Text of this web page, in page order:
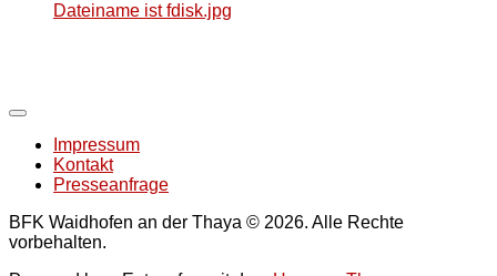
Impressum
Kontakt
Presseanfrage
BFK Waidhofen an der Thaya © 2026. Alle Rechte
vorbehalten.